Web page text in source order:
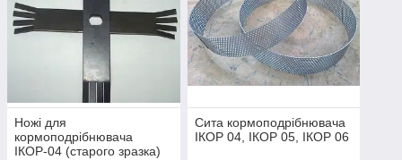
Ножі для
кормоподрібнювача
ІКОР-04 (старого зразка)
Сита кормоподрібнювача
ІКОР 04, ІКОР 05, ІКОР 06